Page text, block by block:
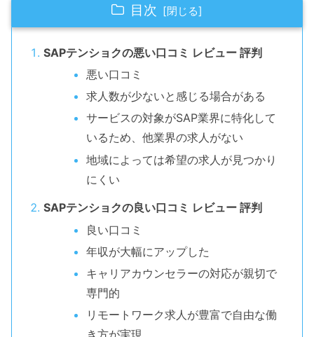
目次
SAPテンショクの悪い口コミ レビュー 評判
悪い口コミ
求人数が少ないと感じる場合がある
サービスの対象がSAP業界に特化して
いるため、他業界の求人がない
地域によっては希望の求人が見つかり
にくい
SAPテンショクの良い口コミ レビュー 評判
良い口コミ
年収が大幅にアップした
キャリアカウンセラーの対応が親切で
専門的
リモートワーク求人が豊富で自由な働